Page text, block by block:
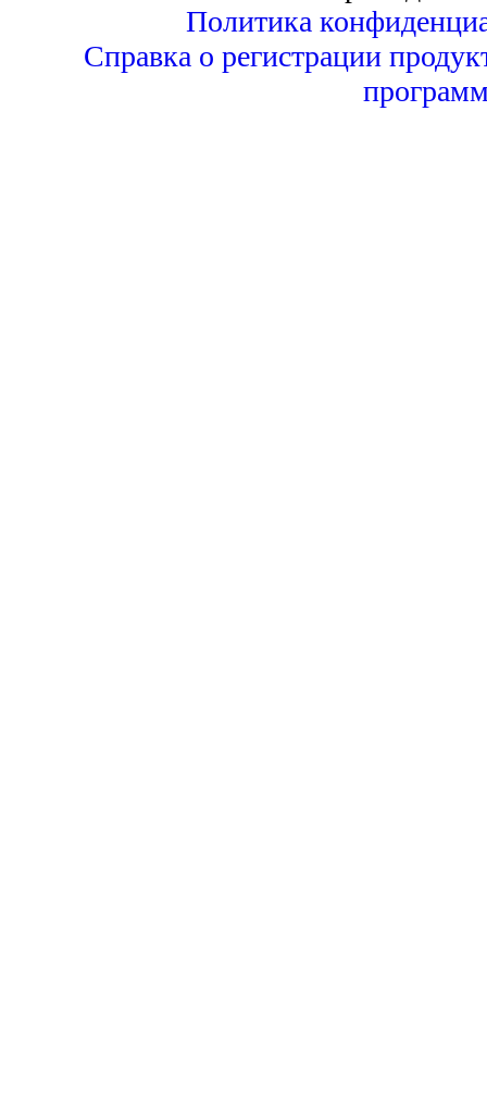
Политика
Справка о регистрации